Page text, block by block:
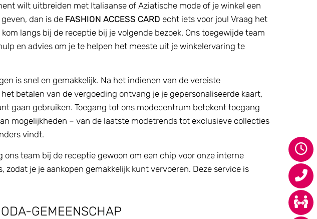
wilt uitbreiden met Italiaanse of Aziatische mode of je winkel een
dan is de FASHION ACCESS CARD echt iets voor jou! Vraag het
langs bij de receptie bij je volgende bezoek. Ons toegewijde team
en advies om je te helpen het meeste uit je winkelervaring te
is snel en gemakkelijk. Na het indienen van de vereiste
betalen van de vergoeding ontvang je je gepersonaliseerde kaart,
gaan gebruiken. Toegang tot ons modecentrum betekent toegang
mogelijkheden – van de laatste modetrends tot exclusieve collecties
vindt.
ons team bij de receptie gewoon om een chip voor onze interne
zodat je je aankopen gemakkelijk kunt vervoeren. Deze service is
GEMEENSCHAP